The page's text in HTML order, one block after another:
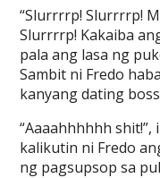
“Slurrrrp! Slurrrrp!
Slurrrrp! Kakaiba
pala ang lasa ng
Sambit ni Fredo
kanyang dating
“Aaaahhhhhh
kalikutin ni Fredo
ng pagsupsop sa